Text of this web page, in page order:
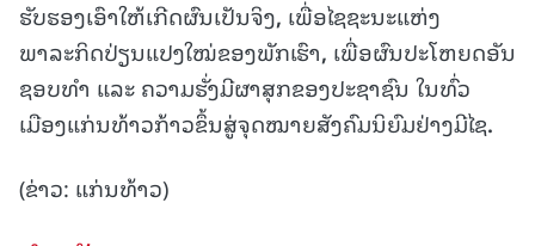
ຮັບຮອງເອົາໃຫ້ເກີດຜົນເປັນຈິງ, ເພື່ອໄຊຊະນະແຫ່ງ
ພາລະກິດປ່ຽນແປງໃໝ່ຂອງພັກເຮົາ, ເພື່ອຜົນປະໂຫຍດອັນ
ຊອບທຳ ແລະ ຄວາມຮັ່ງມີຜາສຸກຂອງປະຊາຊົນ ໃນທົ່ວ
ເມືອງແກ່ນທ້າວກ້າວຂຶ້ນສູ່ຈຸດໝາຍສັງຄົມນິຍົມຢ່າງມີໄຊ.
(ຂ່າວ: ແກ່ນທ້າວ)